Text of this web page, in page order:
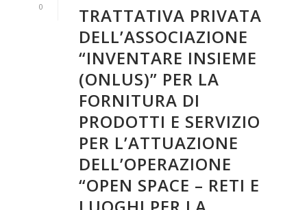
0
TRATTATIVA PRIVATA
DELL’ASSOCIAZIONE
“INVENTARE INSIEME
(ONLUS)” PER LA
FORNITURA DI
PRODOTTI E SERVIZIO
PER L’ATTUAZIONE
DELL’OPERAZIONE
“OPEN SPACE – RETI E